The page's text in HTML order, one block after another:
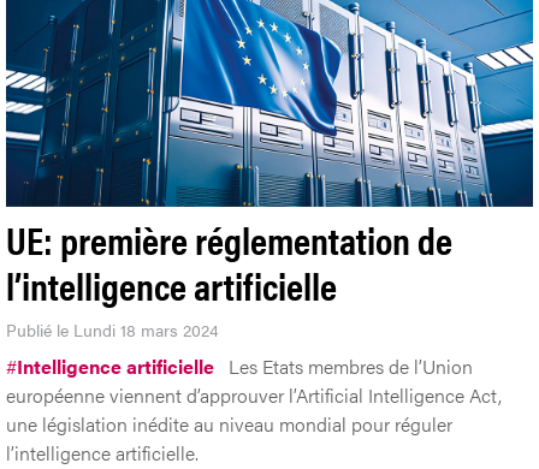
UE: première réglementation de
l’intelligence artificielle
Publié le Lundi 18 mars 2024
#Intelligence artificielle Les Etats membres de l’Union
européenne viennent d’approuver l’Artificial Intelligence Act,
une législation inédite au niveau mondial pour réguler
l’intelligence artificielle.